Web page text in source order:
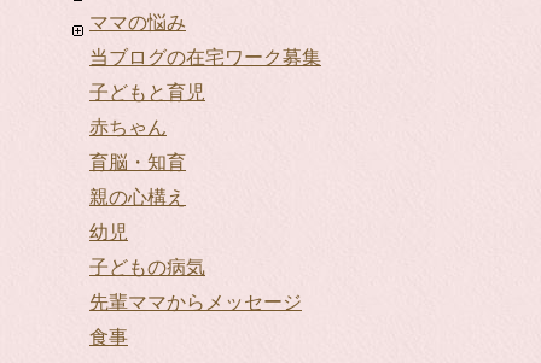
ママの悩み
当ブログの在宅ワーク募集
子どもと育児
赤ちゃん
育脳・知育
親の心構え
幼児
子どもの病気
先輩ママからメッセージ
食事